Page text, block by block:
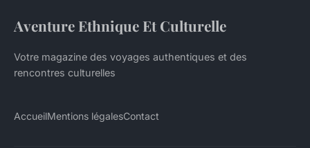
Aventure Ethnique Et Culturelle
Votre magazine des voyages authentiques et des
rencontres culturelles
AccueilMentions légalesContact